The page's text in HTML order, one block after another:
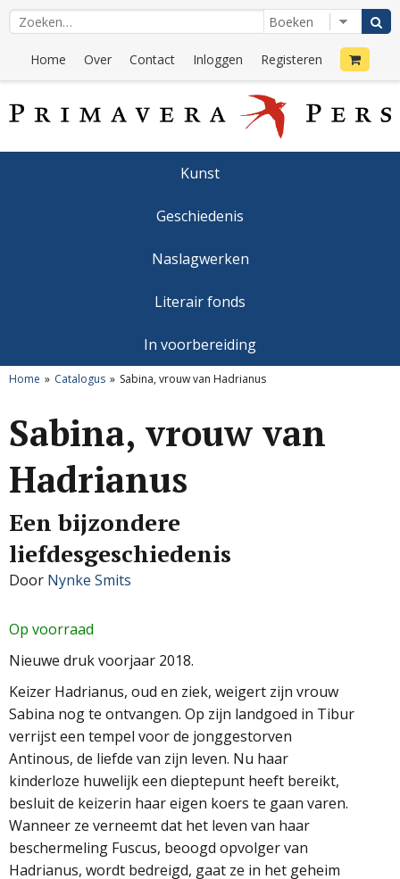
Home Over Contact Inloggen Registeren
Kunst
Geschiedenis
Naslagwerken
Literair fonds
In voorbereiding
Home Catalogus Sabina, vrouw van Hadrianus
Sabina, vrouw van
Hadrianus
Een bijzondere
liefdesgeschiedenis
Door Nynke Smits
Op voorraad
Nieuwe druk voorjaar 2018.
Keizer Hadrianus, oud en ziek, weigert zijn vrouw
Sabina nog te ontvangen. Op zijn landgoed in Tibur
verrijst een tempel voor de jonggestorven
Antinous, de liefde van zijn leven. Nu haar
kinderloze huwelijk een dieptepunt heeft bereikt,
besluit de keizerin haar eigen koers te gaan varen.
Wanneer ze verneemt dat het leven van haar
beschermeling Fuscus, beoogd opvolger van
Hadrianus, wordt bedreigd, gaat ze in het geheim